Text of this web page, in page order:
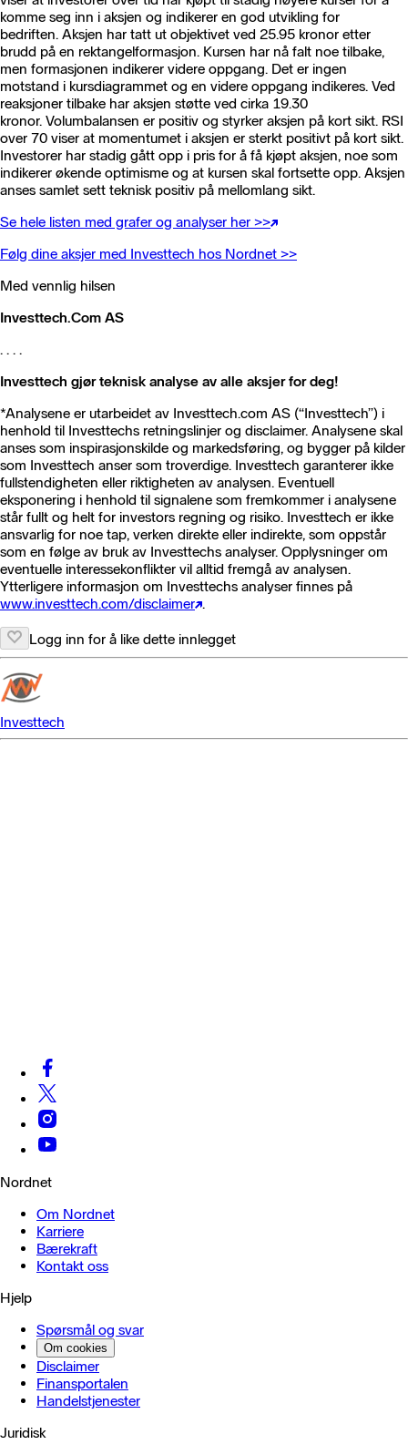
komme seg inn i aksjen og indikerer en god utvikling for
bedriften. Aksjen har tatt ut objektivet ved 25.95 kronor etter
brudd på en rektangelformasjon. Kursen har nå falt noe tilbake,
men formasjonen indikerer videre oppgang. Det er ingen
motstand i kursdiagrammet og en videre oppgang indikeres. Ved
reaksjoner tilbake har aksjen støtte ved cirka 19.30
kronor. Volumbalansen er positiv og styrker aksjen på kort sikt. RSI
over 70 viser at momentumet i aksjen er sterkt positivt på kort sikt.
Investorer har stadig gått opp i pris for å få kjøpt aksjen, noe som
indikerer økende optimisme og at kursen skal fortsette opp. Aksjen
anses samlet sett teknisk positiv på mellomlang sikt.
Se hele listen med grafer og analyser her >>
Følg dine aksjer med Investtech hos Nordnet >>
Med vennlig hilsen
Investtech.Com AS
. . . .
Investtech gjør teknisk analyse av alle aksjer for deg!
*Analysene er utarbeidet av Investtech.com AS (“Investtech”) i
henhold til Investtechs retningslinjer og disclaimer. Analysene skal
anses som inspirasjonskilde og markedsføring, og bygger på kilder
som Investtech anser som troverdige. Investtech garanterer ikke
fullstendigheten eller riktigheten av analysen. Eventuell
eksponering i henhold til signalene som fremkommer i analysene
står fullt og helt for investors regning og risiko. Investtech er ikke
ansvarlig for noe tap, verken direkte eller indirekte, som oppstår
som en følge av bruk av Investtechs analyser. Opplysninger om
eventuelle interessekonflikter vil alltid fremgå av analysen.
Ytterligere informasjon om Investtechs analyser finnes på
www.investtech.com/disclaimer .
Logg inn for å like dette innlegget
Investtech
Nordnet
Om Nordnet
Karriere
Bærekraft
Kontakt oss
Hjelp
Spørsmål og svar
Om cookies
Disclaimer
Finansportalen
Handels­tjenester
Juridisk